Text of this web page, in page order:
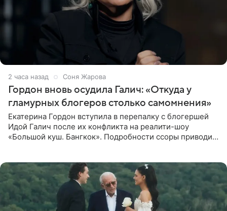
2 часа назад Соня Жарова
Гордон вновь осудила Галич: «Откуда у
гламурных блогеров столько самомнения»
Екатерина Гордон вступила в перепалку с блогершей
Идой Галич после их конфликта на реалити-шоу
«Большой куш. Бангкок». Подробности ссоры приводит